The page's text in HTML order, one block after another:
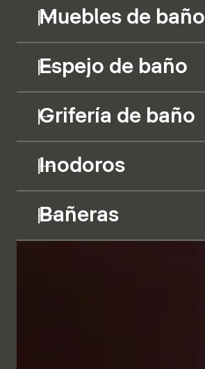
Muebles de baño
Espejo de baño
Grifería de baño
Inodoros
Bañeras